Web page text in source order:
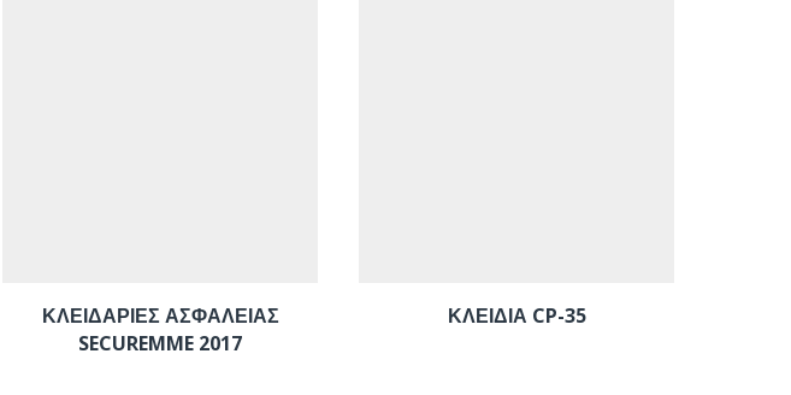
ΚΛΕΙΔΑΡΙΕΣ ΑΣΦΑΛΕΙΑΣ
SECUREMME 2017
ΚΛΕΙΔΙΑ CP-35